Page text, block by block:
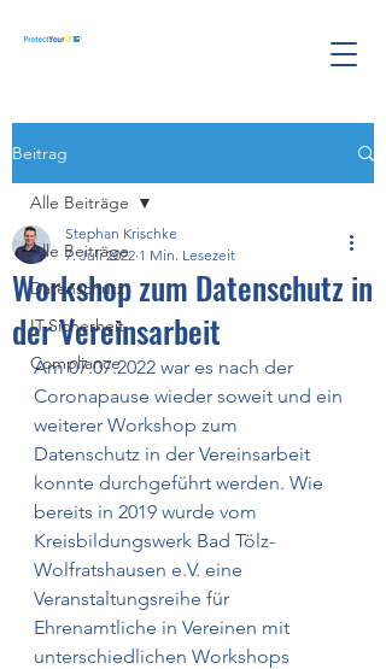
Beitrag
Alle Beiträge
Datenschutz
IT-Sicherheit
Compliance
Alle Beiträge
Workshop zum Datenschutz in
der Vereinsarbeit
Stephan Krischke
7. Juli 2022 1 Min. Lesezeit
Am 07.07.2022 war es nach der
Coronapause wieder soweit und ein
weiterer Workshop zum
Datenschutz in der Vereinsarbeit
konnte durchgeführt werden. Wie
bereits in 2019 wurde vom
Kreisbildungswerk Bad Tölz-
Wolfratshausen e.V. eine
Veranstaltungsreihe für
Ehrenamtliche in Vereinen mit
unterschiedlichen Workshops